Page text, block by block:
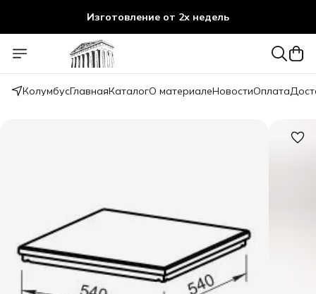
Изготовление от 2х недель
КолумбусГлавнаяКаталогО материалеНовостиОплата